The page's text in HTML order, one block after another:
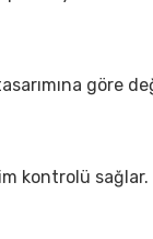
göre
kontrolü sağlar.